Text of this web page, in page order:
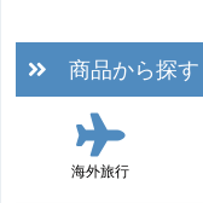
商品から探す
海外旅行